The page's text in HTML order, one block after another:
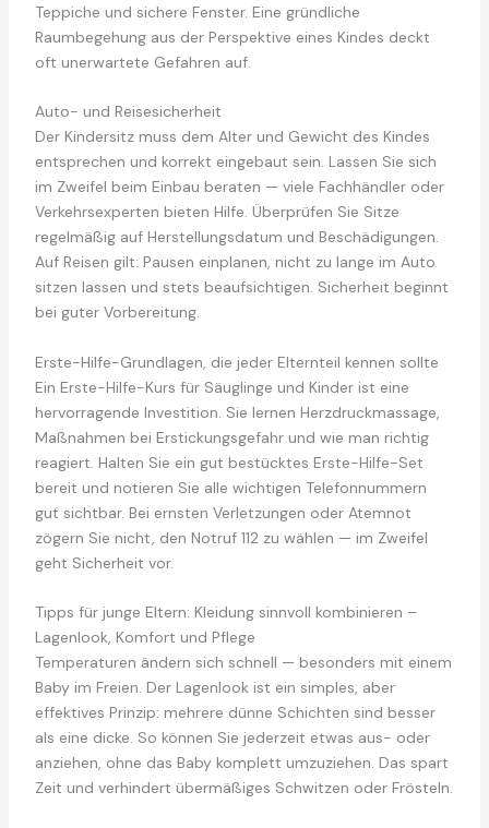
Teppiche und sichere Fenster. Eine gründliche
Raumbegehung aus der Perspektive eines Kindes deckt
oft unerwartete Gefahren auf.
Auto- und Reisesicherheit
Der Kindersitz muss dem Alter und Gewicht des Kindes
entsprechen und korrekt eingebaut sein. Lassen Sie sich
im Zweifel beim Einbau beraten — viele Fachhändler oder
Verkehrsexperten bieten Hilfe. Überprüfen Sie Sitze
regelmäßig auf Herstellungsdatum und Beschädigungen.
Auf Reisen gilt: Pausen einplanen, nicht zu lange im Auto
sitzen lassen und stets beaufsichtigen. Sicherheit beginnt
bei guter Vorbereitung.
Erste-Hilfe-Grundlagen, die jeder Elternteil kennen sollte
Ein Erste-Hilfe-Kurs für Säuglinge und Kinder ist eine
hervorragende Investition. Sie lernen Herzdruckmassage,
Maßnahmen bei Erstickungsgefahr und wie man richtig
reagiert. Halten Sie ein gut bestücktes Erste-Hilfe-Set
bereit und notieren Sie alle wichtigen Telefonnummern
gut sichtbar. Bei ernsten Verletzungen oder Atemnot
zögern Sie nicht, den Notruf 112 zu wählen — im Zweifel
geht Sicherheit vor.
Tipps für junge Eltern: Kleidung sinnvoll kombinieren –
Lagenlook, Komfort und Pflege
Temperaturen ändern sich schnell — besonders mit einem
Baby im Freien. Der Lagenlook ist ein simples, aber
effektives Prinzip: mehrere dünne Schichten sind besser
als eine dicke. So können Sie jederzeit etwas aus- oder
anziehen, ohne das Baby komplett umzuziehen. Das spart
Zeit und verhindert übermäßiges Schwitzen oder Frösteln.